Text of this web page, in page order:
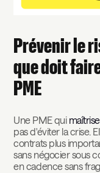
Prévenir le
que doit
PME
Une PME qui
pas d'éviter la crise.
contrats plus
sans négocier sous
en cadence sans